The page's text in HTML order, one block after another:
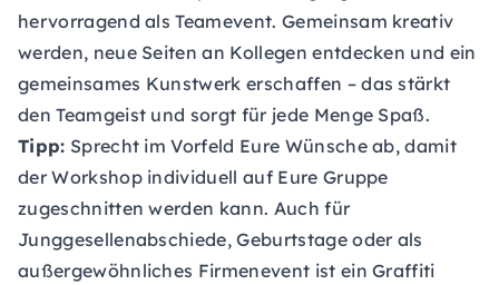
hervorragend als Teamevent. Gemeinsam kreativ
werden, neue Seiten an Kollegen entdecken und ein
gemeinsames Kunstwerk erschaffen – das stärkt
den Teamgeist und sorgt für jede Menge Spaß.
Tipp: Sprecht im Vorfeld Eure Wünsche ab, damit
der Workshop individuell auf Eure Gruppe
zugeschnitten werden kann. Auch für
Junggesellenabschiede, Geburtstage oder als
außergewöhnliches Firmenevent ist ein Graffiti